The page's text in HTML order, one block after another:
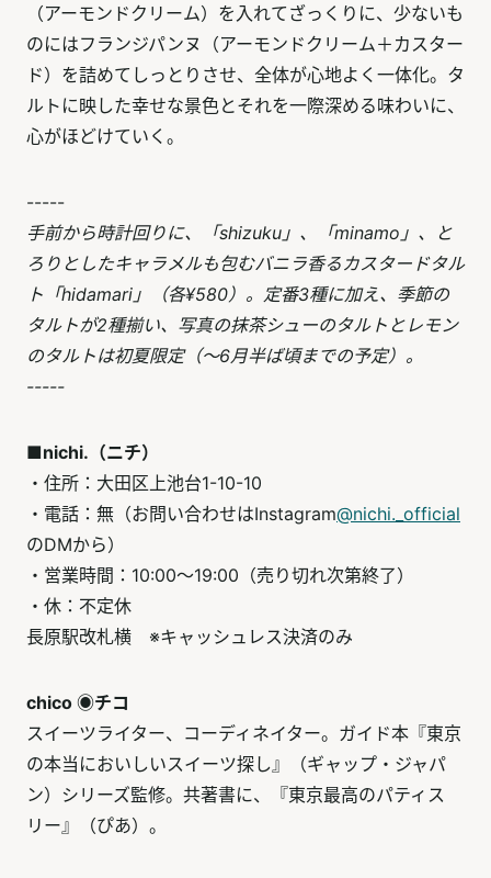
（アーモンドクリーム）を入れてざっくりに、少ないも
のにはフランジパンヌ（アーモンドクリーム＋カスター
ド）を詰めてしっとりさせ、全体が心地よく一体化。タ
ルトに映した幸せな景色とそれを一際深める味わいに、
心がほどけていく。
-----
手前から時計回りに、「shizuku」、「minamo」、と
ろりとしたキャラメルも包むバニラ香るカスタードタル
ト「hidamari」（各¥580）。定番3種に加え、季節の
タルトが2種揃い、写真の抹茶シューのタルトとレモン
のタルトは初夏限定（～6月半ば頃までの予定）。
-----
■nichi.（ニチ）
・住所：大田区上池台1-10-10
・電話：無（お問い合わせはInstagram@nichi._official
のDMから）
・営業時間：10:00～19:00（売り切れ次第終了）
・休：不定休
長原駅改札横 ※キャッシュレス決済のみ
chico ◉チコ
スイーツライター、コーディネイター。ガイド本『東京
の本当においしいスイーツ探し』（ギャップ・ジャパ
ン）シリーズ監修。共著書に、『東京最高のパティス
リー』（ぴあ）。